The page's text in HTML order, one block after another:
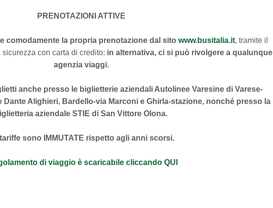
PRENOTAZIONI ATTIVE
comodamente la propria prenotazione dal sito www.busitalia.it, tramite il
con carta di credito: in alternativa, ci si può rivolgere a qualunque
agenzia viaggi.
anche presso le biglietterie aziendali Autolinee Varesine di Varese-
Dante Alighieri, Bardello-via Marconi e Ghirla-stazione, nonché presso la
aziendale STIE di San Vittore Olona.
sono IMMUTATE rispetto agli anni scorsi.
di viaggio è scaricabile cliccando QUI